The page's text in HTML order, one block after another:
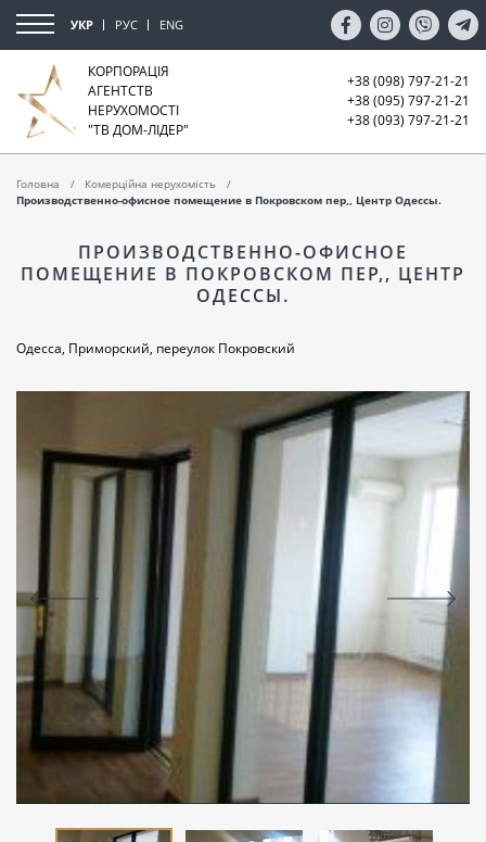
УКР РУС ENG
КОРПОРАЦІЯ
АГЕНТСТВ
НЕРУХОМОСТІ
"ТВ ДОМ-ЛІДЕР"
+38 (098) 797-21-21
+38 (095) 797-21-21
+38 (093) 797-21-21
Головна
Комерційна нерухомість
Производственно-офисное помещение в Покровском пер,, Центр Одессы.
ПРОИЗВОДСТВЕННО-ОФИСНОЕ
ПОМЕЩЕНИЕ В ПОКРОВСКОМ ПЕР,, ЦЕНТР
ОДЕССЫ.
Одесса, Приморский, переулок Покровский